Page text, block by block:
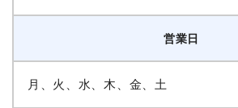
営業日
月、火、水、木、金、土